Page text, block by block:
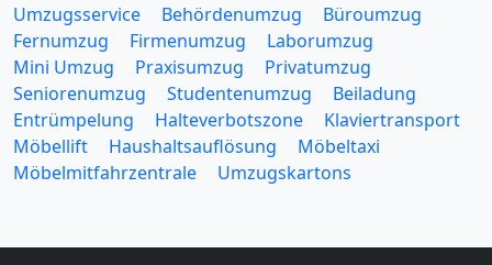
Umzugsservice Behördenumzug
Büroumzug
Fernumzug
Firmenumzug
Laborumzug
Mini Umzug
Praxisumzug
Privatumzug
Seniorenumzug
Studentenumzug
Beiladung
Entrümpelung
Halteverbotszone
Klaviertransport
Möbellift
Haushaltsauflösung
Möbeltaxi
Möbelmitfahrzentrale
Umzugskartons